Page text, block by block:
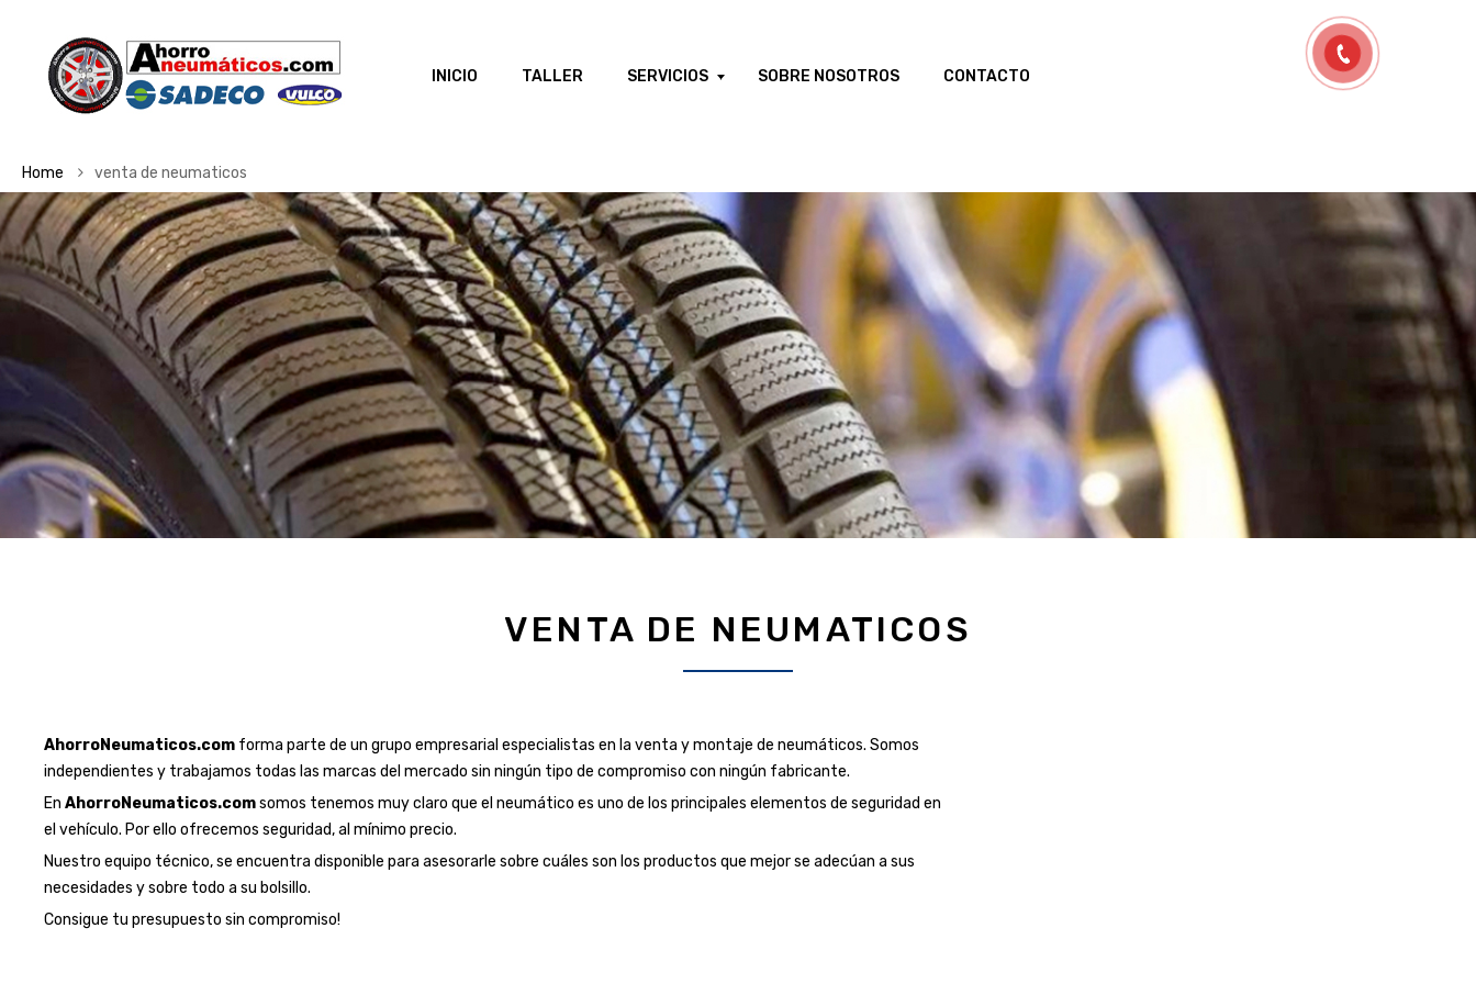
INICIO TALLER SERVICIOS SOBRE NOSOTROS CONTACTO
Home venta de neumaticos
VENTA DE NEUMATICOS
AhorroNeumaticos.com forma parte de un grupo empresarial especialistas en la venta y montaje de neumáticos. Somos
independientes y trabajamos todas las marcas del mercado sin ningún tipo de compromiso con ningún fabricante.
En AhorroNeumaticos.comsomos tenemos muy claro que el neumático es uno de los principales elementos de seguridad en
el vehículo. Por ello ofrecemos seguridad, al mínimo precio.
Nuestro equipo técnico, se encuentra disponible para asesorarle sobre cuáles son los productos que mejor se adecúan a sus
necesidades y sobre todo a su bolsillo.
Consigue tu presupuesto sin compromiso!